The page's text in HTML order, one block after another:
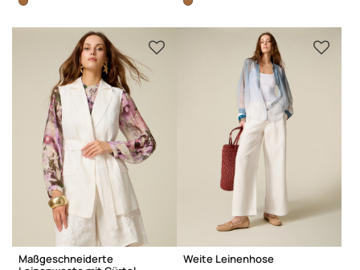
Maßgeschneiderte
Weite Leinenhose